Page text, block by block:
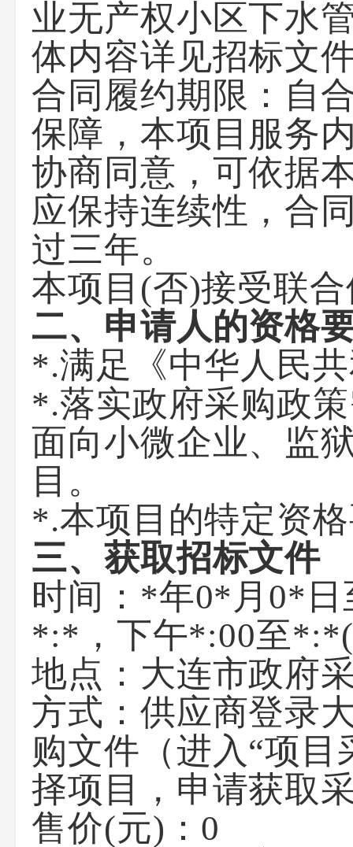
业无产权小区下水
体内容详见招标文
合同履约期限： 自
保障，本项目服务
协商同意，可依据
应保持连续性，合
过三年。
本项目(否)接受联
二、申请人的资格
*.满足《中华人民
*.落实政府采购政
面向小微企业、监
目。
*.本项目的特定资
三、获取招标文件
时间： *年0*月0*日
*:* ，下午*:00至*:*
地点： 大连市政府
方式： 供应商登录
购文件（进入“项
择项目，申请获取
售价(元)：0